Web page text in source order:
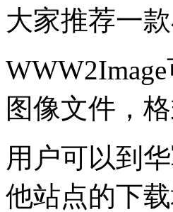
大家推荐一
图像文件，
用户可以到
他站点的下